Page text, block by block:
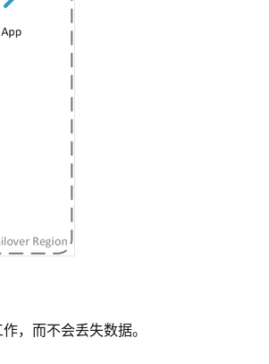
，而不会丢失数据。